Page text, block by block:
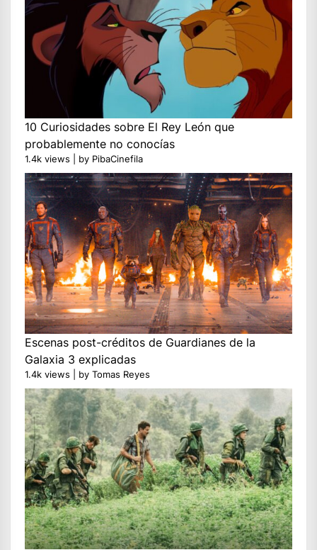
10 Curiosidades sobre El Rey León que
probablemente no conocías
1.4k views by PibaCinefila
Escenas post-créditos de Guardianes de la
Galaxia 3 explicadas
1.4k views by Tomas Reyes